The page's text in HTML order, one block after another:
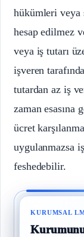
hükümleri veya
hesap edilmez
veya iş tutarı
işveren
tutardan az iş
zaman esasına
ücret
uygulanmazsa
feshedebilir.
KURUMSAL